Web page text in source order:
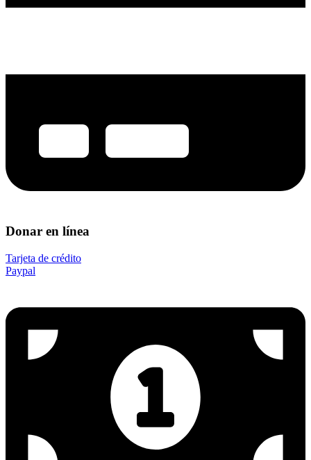
Donar en línea
Tarjeta de crédito
Paypal